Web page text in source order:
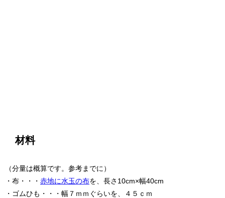
材料
（分量は概算です。参考までに）
・布・・・ 赤地に水玉の布を、長さ10cm×幅40cm
・ゴムひも・・・幅７ｍｍぐらいを、４５ｃｍ